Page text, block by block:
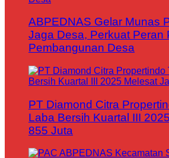
ABPEDNAS Gelar Munas
Jaga Desa, Perkuat Peran
Pembangunan Desa
PT Diamond Citra
Laba Bersih Kuartal III
855 Juta